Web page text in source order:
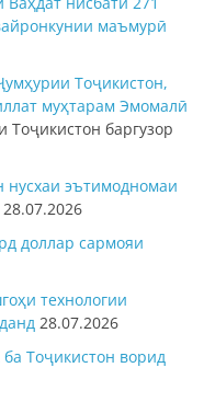
маъмурӣ
Тоҷикистон,
муҳтарам Эмомалӣ
Тоҷикистон баргузор
нусхаи эътимодномаи
28.07.2026
доллар сармояи
технологии
28.07.2026
Тоҷикистон ворид